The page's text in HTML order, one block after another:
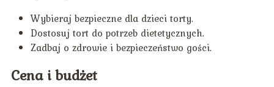
Wybieraj bezpieczne dla dzieci torty.
Dostosuj tort do potrzeb dietetycznych.
Zadbaj o zdrowie i bezpieczeństwo gości.
Cena i budżet